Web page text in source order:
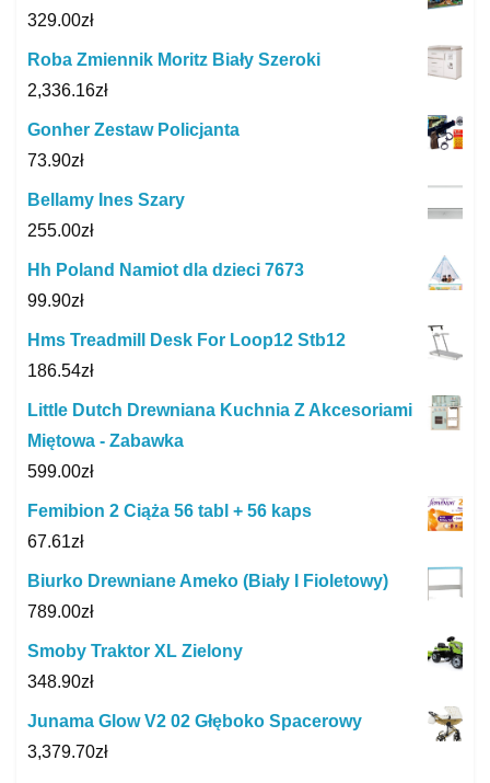
329.00zł
Roba Zmiennik Moritz Biały Szeroki
2,336.16zł
Gonher Zestaw Policjanta
73.90zł
Bellamy Ines Szary
255.00zł
Hh Poland Namiot dla dzieci 7673
99.90zł
Hms Treadmill Desk For Loop12 Stb12
186.54zł
Little Dutch Drewniana Kuchnia Z Akcesoriami
Miętowa - Zabawka
599.00zł
Femibion 2 Ciąża 56 tabl + 56 kaps
67.61zł
Biurko Drewniane Ameko (Biały I Fioletowy)
789.00zł
Smoby Traktor XL Zielony
348.90zł
Junama Glow V2 02 Głęboko Spacerowy
3,379.70zł